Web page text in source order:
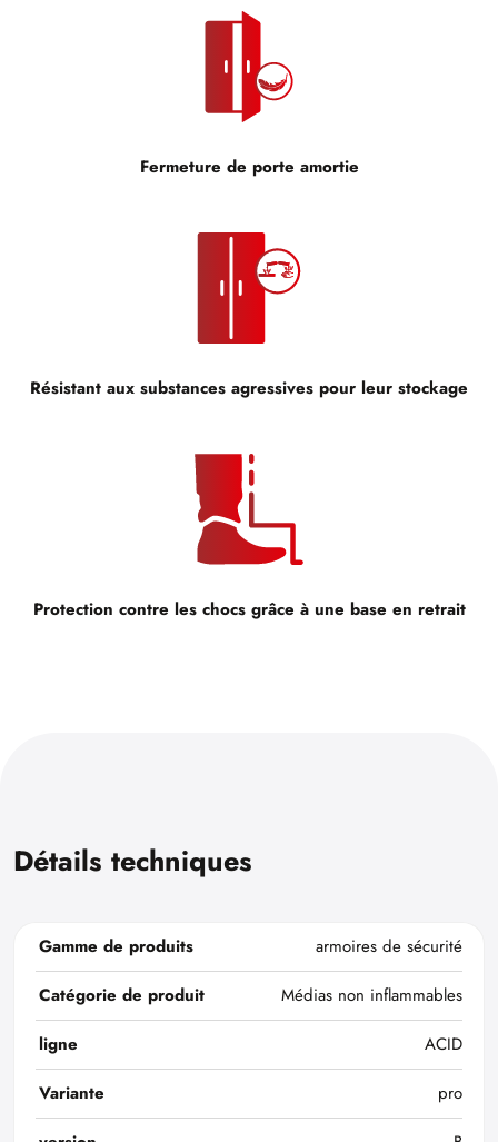
Fermeture de porte amortie
Résistant aux substances agressives pour leur stockage
Protection contre les chocs grâce à une base en retrait
Détails techniques
Gamme de produits
armoires de sécurité
Catégorie de produit
Médias non inflammables
ligne
ACID
Variante
pro